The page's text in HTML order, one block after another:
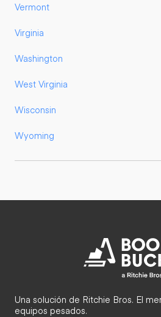
Vermont
Virginia
Washington
West Virginia
Wisconsin
Wyoming
Una solución de Ritchie Bros. El
equipos pesados.